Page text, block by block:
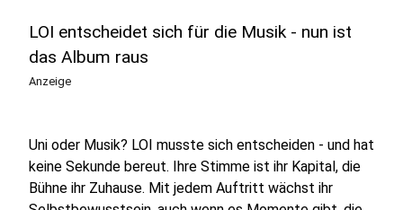
LOI entscheidet sich für die Musik - nun ist
das Album raus
Anzeige
Uni oder Musik? LOI musste sich entscheiden - und hat
keine Sekunde bereut. Ihre Stimme ist ihr Kapital, die
Bühne ihr Zuhause. Mit jedem Auftritt wächst ihr